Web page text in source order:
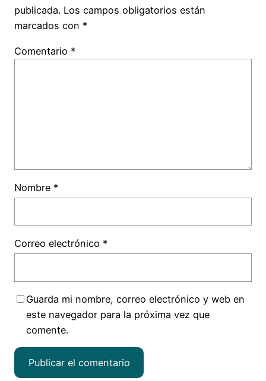
publicada. Los campos obligatorios están
marcados con *
Comentario *
Nombre *
Correo electrónico *
Guarda mi nombre, correo electrónico y web en
este navegador para la próxima vez que
comente.